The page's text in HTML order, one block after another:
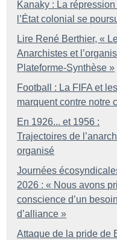
Kanaky : La
l’État colonial se
Lire René Berthier, «
Anarchistes et
Plateforme-Synthèse »
Football : La FIFA et
marquent contre notre
En 1926... et 1956 :
Trajectoires de
organisé
Journées
2026 : « Nous avons
conscience d’un besoin
d’alliance »
Attaque de la pride de